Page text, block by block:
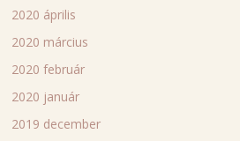
2020 április
2020 március
2020 február
2020 január
2019 december